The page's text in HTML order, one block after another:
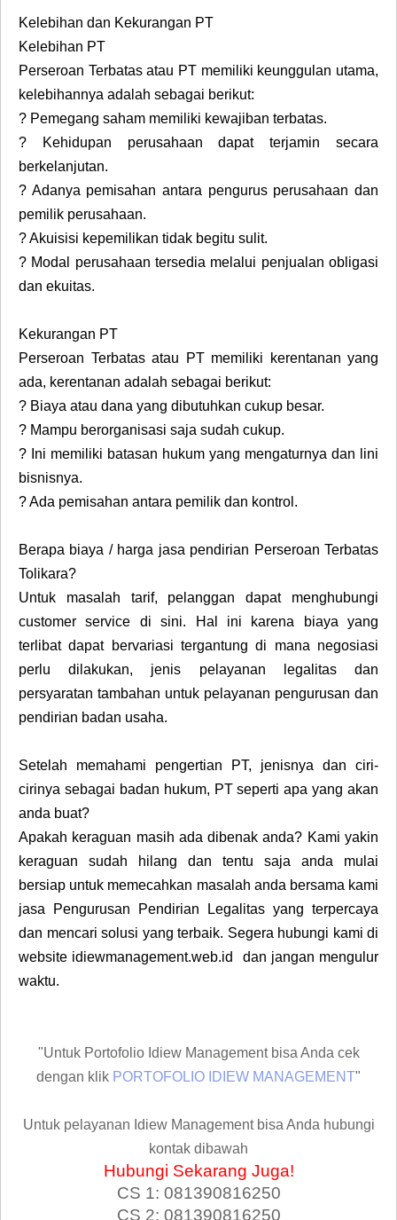
Kelebihan dan Kekurangan PT
Kelebihan PT
Perseroan Terbatas atau PT memiliki keunggulan utama,
kelebihannya adalah sebagai berikut:
? Pemegang saham memiliki kewajiban terbatas.
?
Kehidupan perusahaan dapat terjamin secara
berkelanjutan.
? Adanya pemisahan antara pengurus perusahaan dan
pemilik perusahaan.
?Akuisisi kepemilikan tidak begitu sulit.
? Modal perusahaan tersedia melalui penjualan obligasi
dan ekuitas.
Kekurangan PT
Perseroan Terbatas atau PT memiliki kerentanan yang
ada, kerentanan adalah sebagai berikut:
? Biaya atau dana yang dibutuhkan cukup besar.
? Mampu berorganisasi saja sudah cukup.
? Ini memiliki batasan hukum yang mengaturnya dan lini
bisnisnya.
?Ada pemisahan antara pemilik dan kontrol.
Berapa biaya / harga jasa pendirian Perseroan Terbatas
Tolikara?
Untuk masalah tarif, pelanggan dapat menghubungi
customer service di sini. Hal ini karena biaya yang
terlibat dapat bervariasi tergantung di mana negosiasi
perlu dilakukan, jenis pelayanan legalitas dan
persyaratan tambahan untuk pelayanan pengurusan dan
pendirian badan usaha.
Setelah memahami pengertian PT, jenisnya dan ciri-
cirinya sebagai badan hukum, PT seperti apa yang akan
anda buat?
Apakah keraguan masih ada dibenak anda? Kami yakin
keraguan sudah hilang dan tentu saja anda mulai
bersiap untuk memecahkan masalah anda bersama kami
jasa Pengurusan Pendirian Legalitas yang terpercaya
dan mencari solusi yang terbaik. Segera hubungi kami di
website idiewmanagement.web.id dan jangan mengulur
waktu.
"Untuk Portofolio Idiew Management bisa Anda cek
dengan klik PORTOFOLIO IDIEW MANAGEMENT"
Untuk pelayanan Idiew Management bisa Anda hubungi
kontak dibawah
Hubungi Sekarang Juga!
CS 1: 081390816250
CS 2: 081390816250